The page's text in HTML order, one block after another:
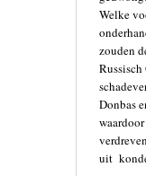
Welke
zouden
Russisch
Donbas
uit